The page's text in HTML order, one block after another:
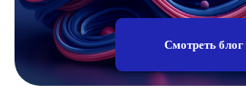
Смотреть блог